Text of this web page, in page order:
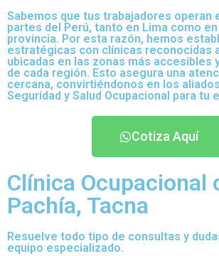
Sabemos que tus trabajadores operan
partes del Perú, tanto en Lima como
provincia. Por esta razón, hemos
estratégicas con clínicas reconocidas
ubicadas en las zonas más accesibles
de cada región. Esto asegura una
cercana, convirtiéndonos en los aliados
Seguridad y Salud Ocupacional para tu
Cotiza Aquí
Clínica Ocupacional
Pachía, Tacna
Resuelve todo tipo de consultas y
equipo especializado.